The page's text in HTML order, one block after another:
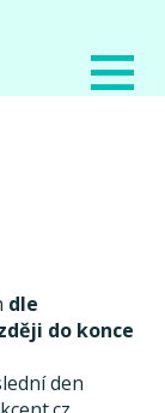
dle
do konce
den